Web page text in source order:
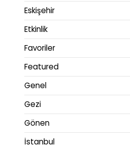
Eskişehir
Etkinlik
Favoriler
Featured
Genel
Gezi
Gönen
İstanbul